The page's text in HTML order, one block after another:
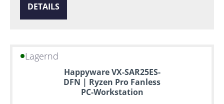
DETAILS
Lagernd
Happyware VX-SAR25ES-
DFN | Ryzen Pro Fanless
PC-Workstation